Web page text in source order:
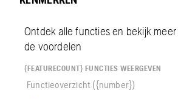
Ontdek alle functies en bekijk
de voordelen
{FEATURECOUNT} FUNCTIES WEERGEVEN
Functieoverzicht ({number})